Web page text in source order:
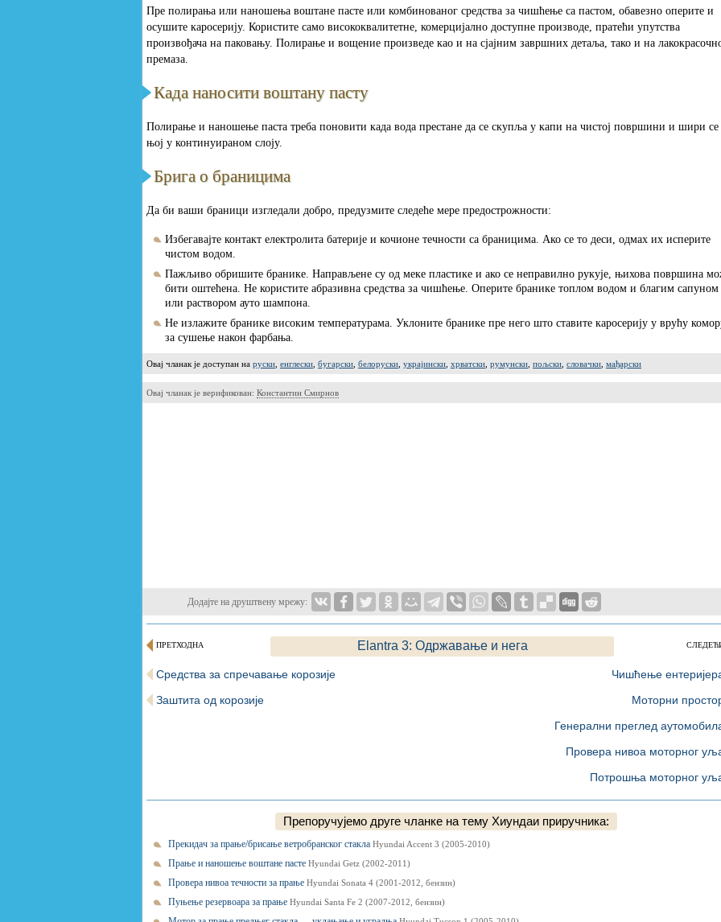
Пре полирања или наношења воштане пасте или комбинованог средства за чишћење са пастом, обавезно оперите и
осушите каросерију. Користите само висококвалитетне, комерцијално доступне производе, пратећи упутства
произвођача на паковању. Полирање и вощение произведе као и на сјајним завршних детаља, тако и на
премаза.
Када наносити воштану пасту
Полирање и наношење паста треба поновити када вода престане да се скупља у капи на чистој површини и шири
њој у континуираном слоју.
Брига о браницима
Да би ваши браници изгледали добро, предузмите следеће мере предострожности:
Избегавајте контакт електролита батерије и кочионе течности са браницима. Ако се то деси, одмах их исперите
чистом водом.
Пажљиво обришите бранике. Направљене су од меке пластике и ако се неправилно рукује, њихова површина
бити оштећена. Не користите абразивна средства за чишћење. Оперите бранике топлом водом и благим сапуном
или раствором ауто шампона.
Не излажите бранике високим температурама. Уклоните бранике пре него што ставите каросерију у врућу
за сушење након фарбања.
Овај чланак је доступан на руски енглески бугарски белоруски украјински хрватски румунски пољски словачки мађарски
Овај чланак је верификован: Константин Смирнов
Додајте на друштвену мрежу:
ПРЕТХОДНА Elantra 3: Одржавање и нега
Средства за спречавање корозије
Заштита од корозије
Чишћење
Моторни
Генерални преглед
Провера нивоа моторног
Потрошња моторног
Препоручујемо друге чланке на тему Хиундаи приручника:
Прекидач за прање/брисање ветробранског стакла Hyundai Accent 3 (2005-2010)
Прање и наношење воштане пасте Hyundai Getz (2002-2011)
Провера нивоа течности за прање Hyundai Sonata 4 (2001-2012, бензин)
Пуњење резервоара за прање Hyundai Santa Fe 2 (2007-2012, бензин)